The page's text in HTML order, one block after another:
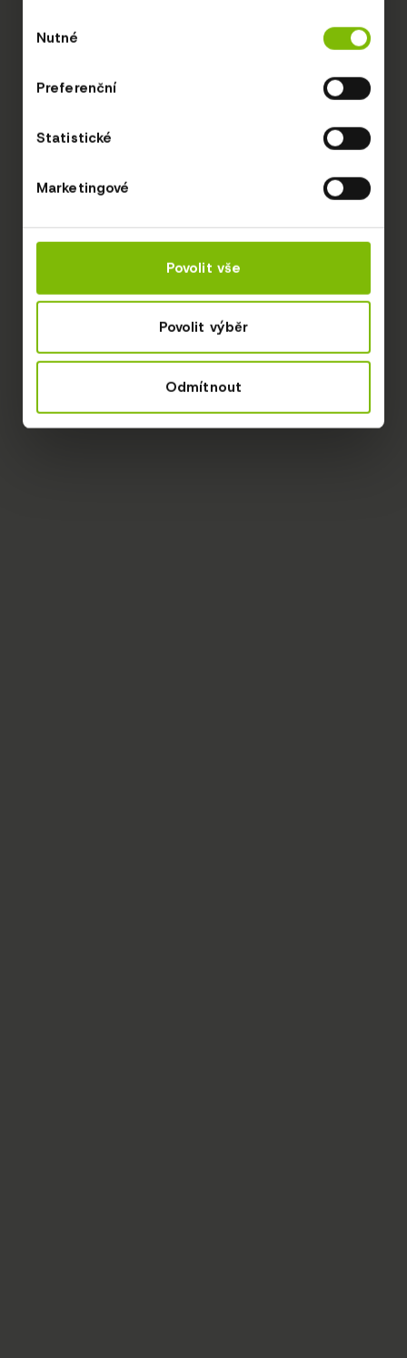
souhlasu
Nutné
Preferenční
Statistické
Marketingové
Povolit vše
Povolit výběr
Odmítnout